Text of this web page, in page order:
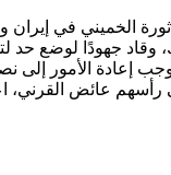
وقاد جهودًا لوضع حد